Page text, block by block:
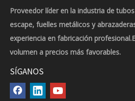
Proveedor líder en la industria de
escape, fuelles metálicos y
experiencia en fabricación
volumen a precios más favorables.
SÍGANOS